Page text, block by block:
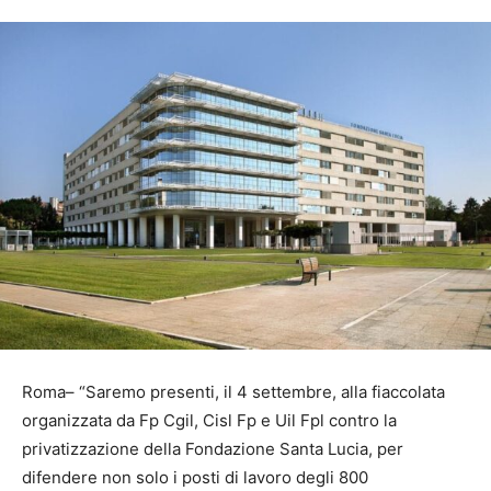
Roma– “Saremo presenti, il 4 settembre, alla fiaccolata
organizzata da Fp Cgil, Cisl Fp e Uil Fpl contro la
privatizzazione della Fondazione Santa Lucia, per
difendere non solo i posti di lavoro degli 800